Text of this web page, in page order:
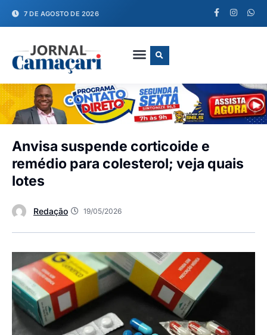
7 DE AGOSTO DE 2026
Anvisa suspende corticoide e
remédio para colesterol; veja quais
lotes
Redação 19/05/2026